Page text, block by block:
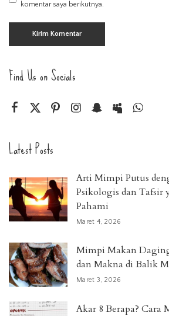
komentar saya berikutnya.
Find Us on Socials
Latest Posts
Arti Mimpi Putus
Psikologis dan Tafsir
Pahami
Maret 4, 2026
Mimpi Makan
dan Makna di Balik
Maret 3, 2026
Akar 8 Berapa?